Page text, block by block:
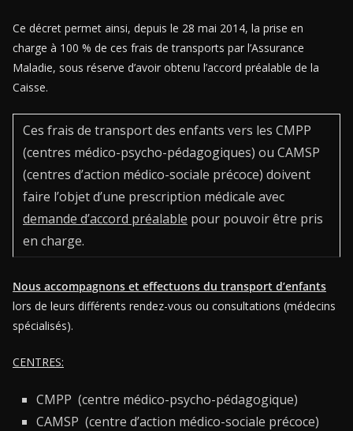
Ce décret permet ainsi, depuis le 28 mai 2014, la prise en
charge à 100 % de ces frais de transports par l’Assurance
Maladie, sous réserve d’avoir obtenu l’accord préalable de la
Caisse.
Ces frais de transport des enfants vers les CMPP
(centres médico-psycho-pédagogiques) ou CAMSP
(centres d’action médico-sociale précoce) doivent
faire l’objet d’une prescription médicale avec
demande d’accord préalable pour pouvoir être pris
en charge.
Nous accompagnons et effectuons du transport d’enfants
lors de leurs différents rendez-vous ou consultations (médecins
spécialisés).
CENTRES:
CMPP (centre médico-psycho-pédagogique)
CAMSP (centre d’action médico-sociale précoce)